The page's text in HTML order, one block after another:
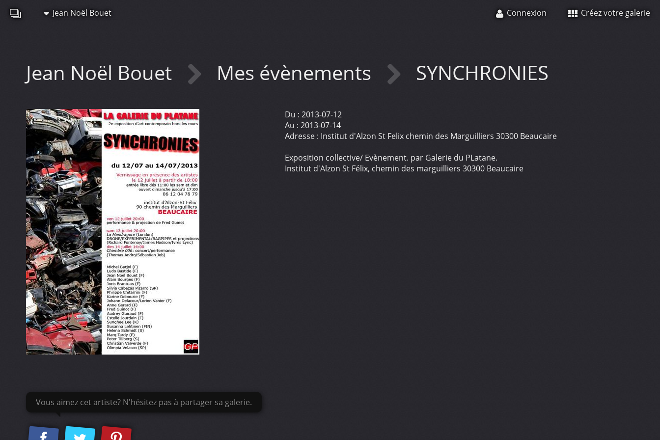
Jean Noël Bouet Connexion Créez votre galerie
Jean Noël Bouet Mes évènements SYNCHRONIES
Du : 2013-07-12
Au : 2013-07-14
Adresse : Institut d'Alzon St Felix chemin des Marguilliers 30300 Beaucaire
Exposition collective/ Evènement. par Galerie du PLatane.
Institut d'Alzon St Félix, chemin des marguilliers 30300 Beaucaire
Vous aimez cet artiste? N'hésitez pas à partager sa galerie.